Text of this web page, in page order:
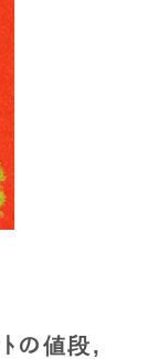
の値段,